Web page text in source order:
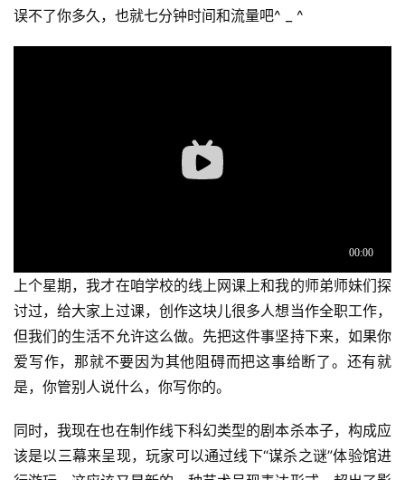
误不了你多久，也就七分钟时间和流量吧^ _ ^
上个星期，我才在咱学校的线上网课上和我的师弟师妹们探
讨过，给大家上过课，创作这块儿很多人想当作全职工作，
但我们的生活不允许这么做。先把这件事坚持下来，如果你
爱写作，那就不要因为其他阻碍而把这事给断了。还有就
是，你管别人说什么，你写你的。
同时，我现在也在制作线下科幻类型的剧本杀本子，构成应
该是以三幕来呈现，玩家可以通过线下“谋杀之谜”体验馆进